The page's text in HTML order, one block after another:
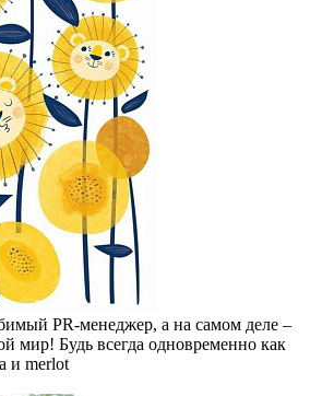
PR-менеджер, а на самом деле –
мир! Будь всегда одновременно как
и merlot